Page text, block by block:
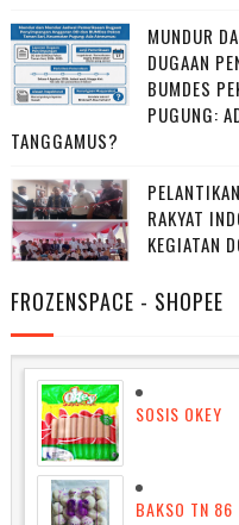
MUNDUR
DUGAAN
BUMDES
PUGUNG:
TANGGAMUS?
RAKYAT
KEGIATAN
FROZENSPACE - SHOPEE
SOSIS OKEY
BAKSO TN 86